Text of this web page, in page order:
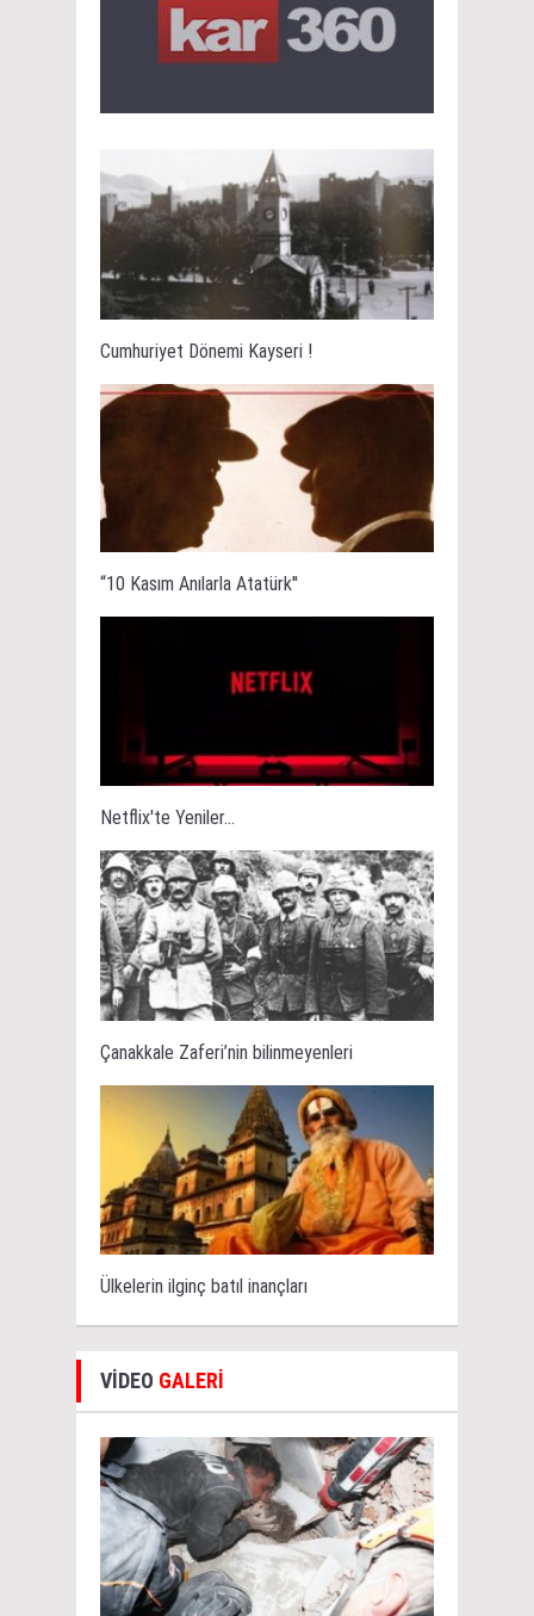
Cumhuriyet Dönemi Kayseri !
“10 Kasım Anılarla Atatürk''
Netflix'te Yeniler...
Çanakkale Zaferi’nin bilinmeyenleri
Ülkelerin ilginç batıl inançları
VİDEO GALERİ